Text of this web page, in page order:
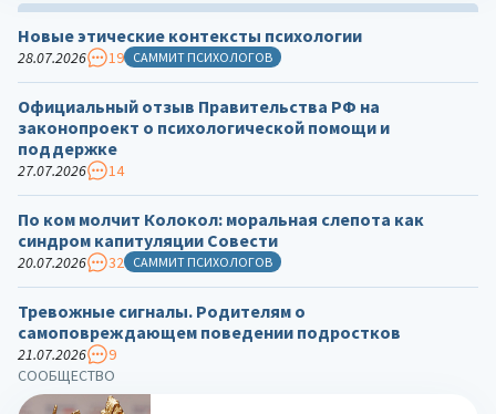
СООБЩЕСТВО
Новые этические контексты психологии
28.07.2026 19 САММИТ ПСИХОЛОГОВ
Официальный отзыв Правительства РФ на
законопроект о психологической помощи и
поддержке
27.07.2026 14
По ком молчит Колокол: моральная слепота как
синдром капитуляции Совести
20.07.2026 32 САММИТ ПСИХОЛОГОВ
Тревожные сигналы. Родителям о
самоповреждающем поведении подростков
21.07.2026 9